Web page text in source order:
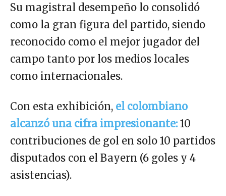
Su magistral desempeño lo consolidó
como la gran figura del partido, siendo
reconocido como el mejor jugador del
campo tanto por los medios locales
como internacionales.
Con esta exhibición, el colombiano
alcanzó una cifra impresionante: 10
contribuciones de gol en solo 10 partidos
disputados con el Bayern (6 goles y 4
asistencias).